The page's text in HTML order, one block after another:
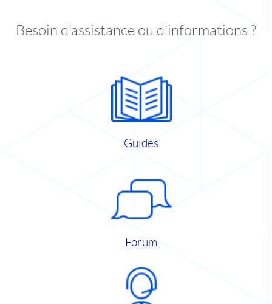
Besoin d'assistance ou d'informations ?
Guides
Forum